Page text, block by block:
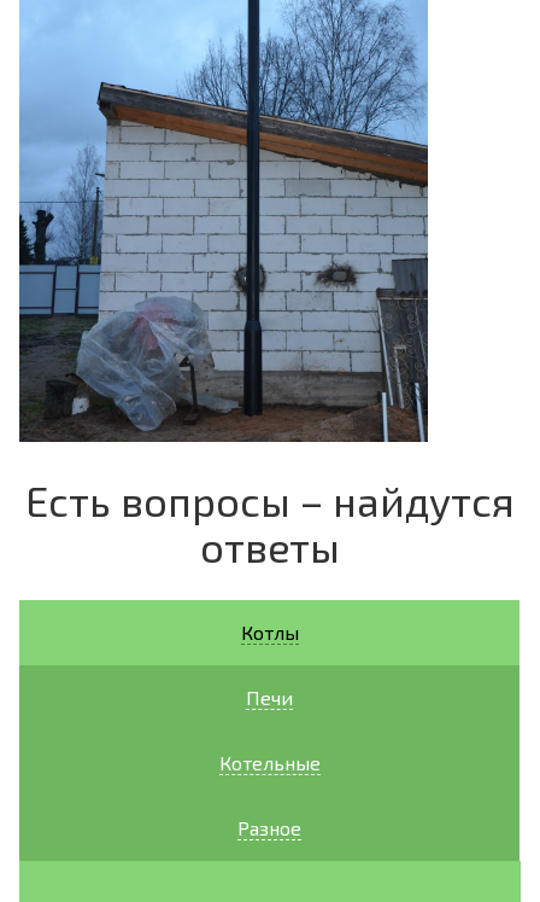
Есть вопросы – найдутся
ответы
Котлы
Печи
Котельные
Разное